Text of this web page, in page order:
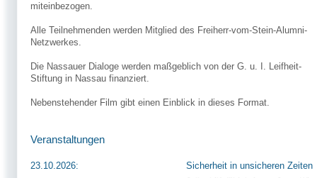
miteinbezogen.
Alle Teilnehmenden werden Mitglied des Freiherr-vom-Stein-Alumni-
Netzwerkes.
Die Nassauer Dialoge werden maßgeblich von der G. u. I. Leifheit-
Stiftung in Nassau finanziert.
Nebenstehender Film gibt einen Einblick in dieses Format.
Veranstaltungen
23.10.2026: Sicherheit in unsicheren Zeiten